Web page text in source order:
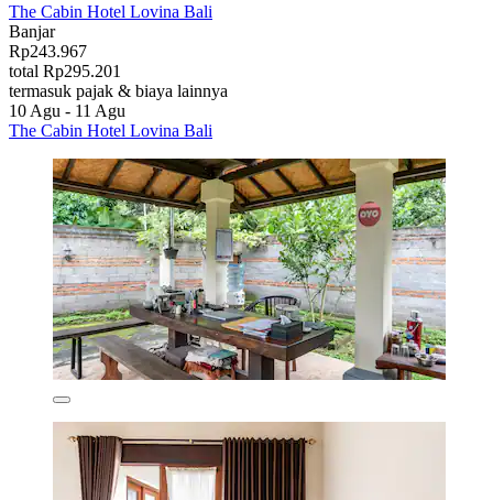
The Cabin Hotel Lovina Bali
Banjar
Rp243.967
total Rp295.201
termasuk pajak & biaya lainnya
10 Agu - 11 Agu
The Cabin Hotel Lovina Bali